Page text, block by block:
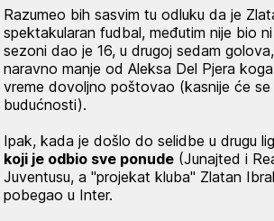
Razumeo bih sasvim tu odluku da je
spektakularan fudbal, međutim nije bio
sezoni dao je 16, u drugoj sedam
naravno manje od Aleksa Del Pjera
vreme dovoljno poštovao (kasnije će
budućnosti).
Ipak, kada je došlo do selidbe u drugu
koji je odbio sve ponude (Junajted i
Juventusu, a "projekat kluba" Zlatan
pobegao u Inter.